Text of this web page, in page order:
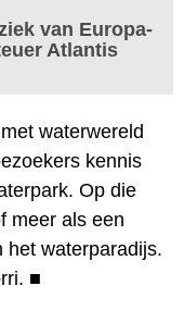
van Europa-
Atlantis
waterwereld
kennis
Op die
meer als een
het waterparadijs.
■